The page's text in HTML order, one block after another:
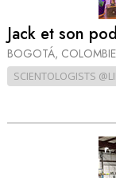
Jack et son
BOGOTÁ, COLOMBIE
SCIENTOLOGISTS